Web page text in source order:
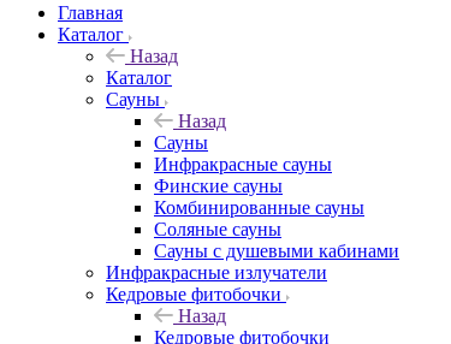
Главная
Каталог
Назад
Каталог
Сауны
Назад
Сауны
Инфракрасные сауны
Финские сауны
Комбинированные сауны
Соляные сауны
Сауны с душевыми кабинами
Инфракрасные излучатели
Кедровые фитобочки
Назад
Кедровые фитобочки